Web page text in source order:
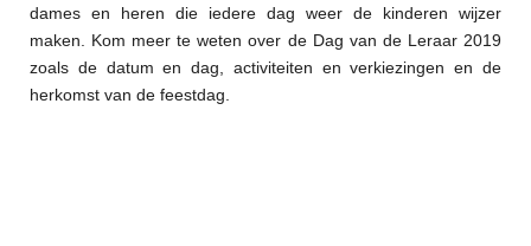
dames en heren die iedere dag weer de kinderen wijzer
maken. Kom meer te weten over de Dag van de Leraar 2019
zoals de datum en dag, activiteiten en verkiezingen en de
herkomst van de feestdag.